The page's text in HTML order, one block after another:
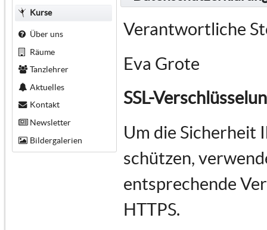
Kurse
Über uns
Räume
Tanzlehrer
Aktuelles
Kontakt
Newsletter
Bildergalerien
Verantwortliche
Eva Grote
SSL-
Um die Sicherheit
schützen,
entsprechende
HTTPS.